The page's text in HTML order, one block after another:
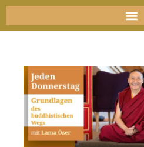
Zum
Inhalt